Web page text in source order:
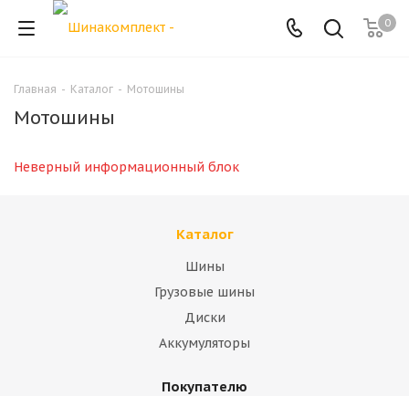
0
Главная - Каталог - Мотошины
Мотошины
Неверный информационный блок
Каталог
Шины
Грузовые шины
Диски
Аккумуляторы
Покупателю